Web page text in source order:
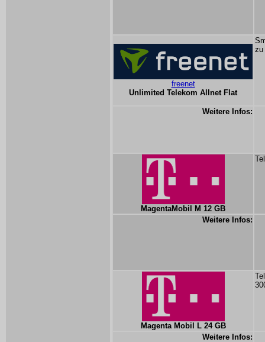
freenet
Unlimited Telekom Allnet Flat
zu
Weitere Infos:
MagentaMobil M 12 GB
Weitere Infos:
Magenta Mobil L 24 GB
Weitere Infos: